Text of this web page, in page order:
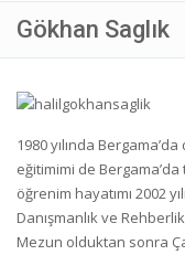
Gökhan Saglık
1980 yılında
eğitimimi de Bergama’da
öğrenim hayatımı 2002
Danışmanlık ve
Mezun olduktan sonra